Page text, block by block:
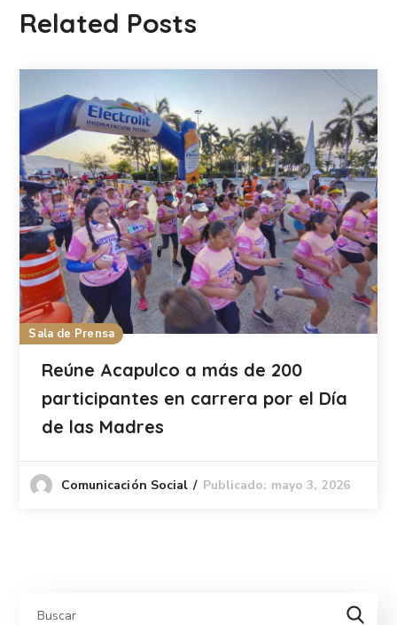
Related Posts
Sala de Prensa
Reúne Acapulco a más de 200
participantes en carrera por el Día
de las Madres
Comunicación Social Publicado: mayo 3, 2026